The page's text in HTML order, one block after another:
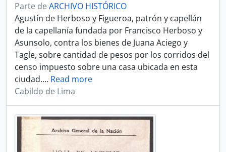
Parte de ARCHIVO HISTÓRICO
Agustín de Herboso y Figueroa, patrón y capellán
de la capellanía fundada por Francisco Herboso y
Asunsolo, contra los bienes de Juana Aciego y
Tagle, sobre cantidad de pesos por los corridos del
censo impuesto sobre una casa ubicada en esta
ciudad.… Read more
Cabildo de Lima